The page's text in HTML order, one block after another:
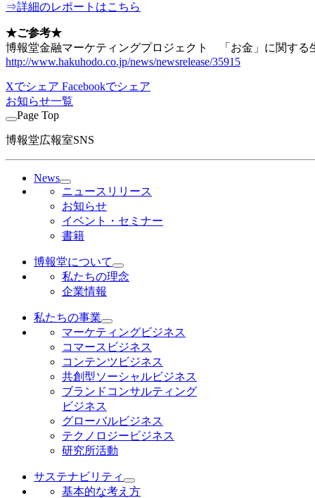
⇒詳細のレポートはこちら
★ご参考★
博報堂金融マーケティングプロジェクト 「お金」に関する
http://www.hakuhodo.co.jp/news/newsrelease/35915
Xでシェア Facebookでシェア
お知らせ一覧
Page Top
博報堂広報室SNS
News
ニュースリリース
お知らせ
イベント・セミナー
書籍
博報堂について
私たちの理念
企業情報
私たちの事業
マーケティングビジネス
コマースビジネス
コンテンツビジネス
共創型ソーシャルビジネス
ブランドコンサルティング
ビジネス
グローバルビジネス
テクノロジービジネス
研究所活動
サステナビリティ
基本的な考え方